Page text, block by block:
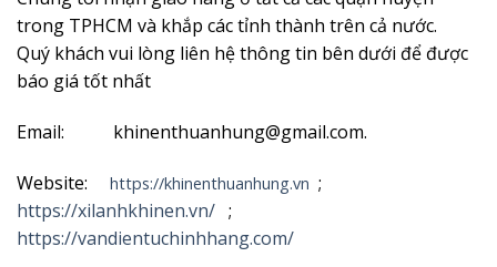
trong TPHCM và khắp các tỉnh thành trên cả nước.
Quý khách vui lòng liên hệ thông tin bên dưới để được
báo giá tốt nhất
Email: khinenthuanhung@gmail.com.
Website: https://khinenthuanhung.vn ;
https://xilanhkhinen.vn/ ;
https://vandientuchinhhang.com/